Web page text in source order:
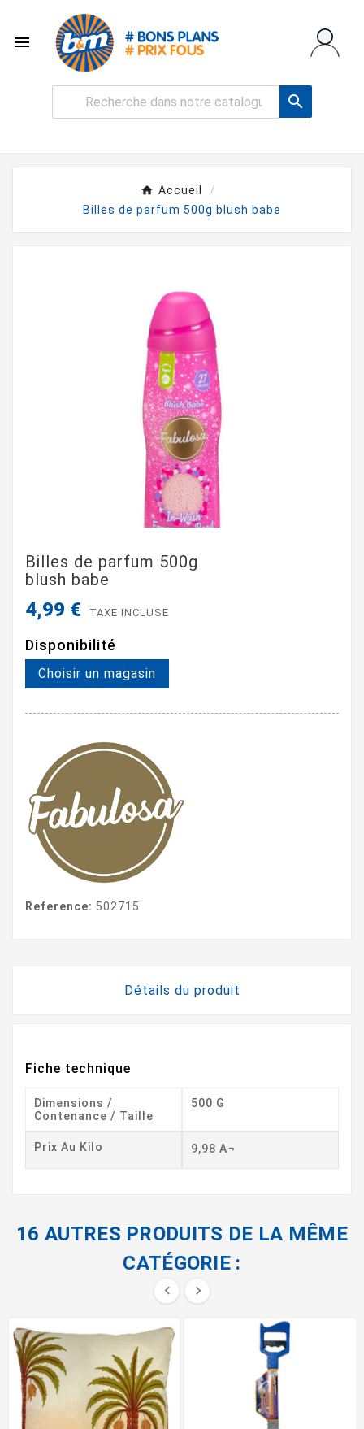


Accueil
Billes de parfum 500g blush babe
Billes de parfum 500g
blush babe
4,99 € TAXE INCLUSE
Disponibilité
Choisir un magasin
Reference: 502715
Détails du produit
Fiche technique
Dimensions /
Contenance / Taille
500 G
Prix Au Kilo 9,98 A¬
16 AUTRES PRODUITS DE LA MÊME
CATÉGORIE :
 